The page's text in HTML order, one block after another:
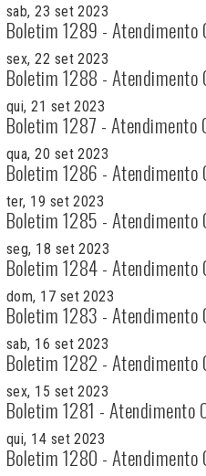
sab, 23 set 2023
Boletim 1289 - Atendimento
sex, 22 set 2023
Boletim 1288 - Atendimento
qui, 21 set 2023
Boletim 1287 - Atendimento
qua, 20 set 2023
Boletim 1286 - Atendimento
ter, 19 set 2023
Boletim 1285 - Atendimento
seg, 18 set 2023
Boletim 1284 - Atendimento
dom, 17 set 2023
Boletim 1283 - Atendimento
sab, 16 set 2023
Boletim 1282 - Atendimento
sex, 15 set 2023
Boletim 1281 - Atendimento
qui, 14 set 2023
Boletim 1280 - Atendimento